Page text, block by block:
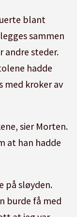
blant
sammen
andre steder.
hadde
med kroker av
sier Morten.
at han hadde
på sløyden.
burde få med